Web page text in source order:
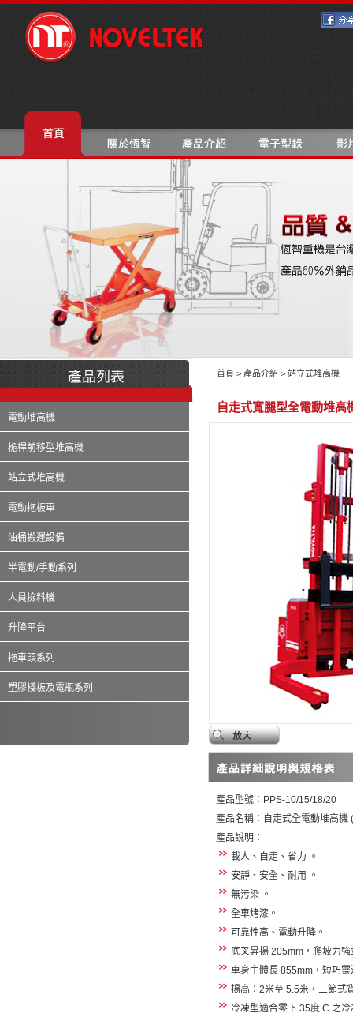
電動堆高機
桅桿前移型堆高機
站立式堆高機
電動拖板車
油桶搬運設備
半電動/手動系列
人員撿料機
升降平台
拖車頭系列
塑膠棧板及電瓶系列
首頁 > 產品介紹 > 站立式堆高機
自走式寬腿型全電動堆高
產品型號： PPS-10/15/18/20
產品名稱：自走式全電動堆高機
產品說明：
載人、自走、省力 。
安靜、安全、耐用
。
無污染 。
全車烤漆。
可靠性高、電動升降。
底叉昇揚 205mm ，爬坡力
車身主體長 855mm ，短巧
揚高： 2米至 5.5米，三節式
冷凍型適合零下 35度 C 之